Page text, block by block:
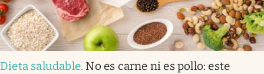
Dieta saludable. No es carne ni es pollo: este